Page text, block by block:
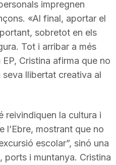
impregnen
«Al final, aportar el
sobretot en els
Tot i arribar a més
Cristina afirma que no
seva llibertat creativa al
reivindiquen la cultura i
l’Ebre, mostrant que no
escolar”, sinó una
ports i muntanya. Cristina